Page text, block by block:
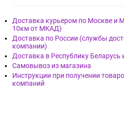
Доставка курьером по Москве и
10км от МКАД)
Доставка по России (службы
компании)
Доставка в Республику Беларусь
Самовывоз из магазина
Инструкции при получении
компаний